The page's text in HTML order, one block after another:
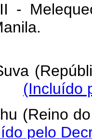
-
(Incluído
(Reino
pelo